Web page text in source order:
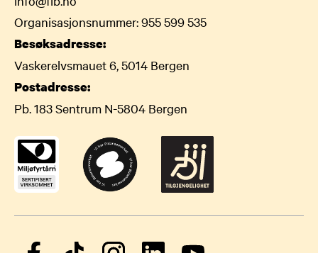
Organisasjonsnummer: 955 599 535
Besøksadresse:
Vaskerelvsmauet 6, 5014 Bergen
Postadresse:
Pb. 183 Sentrum N-5804 Bergen